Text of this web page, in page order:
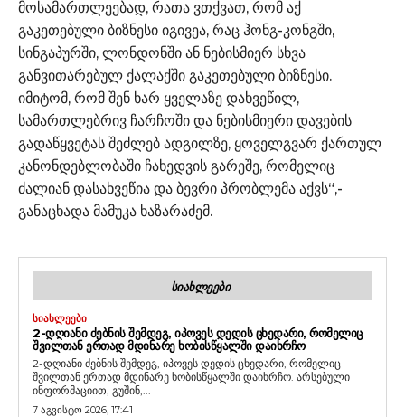
მოსამართლეებად, რათა ვთქვათ, რომ აქ
გაკეთებული ბიზნესი იგივეა, რაც ჰონგ-კონგში,
სინგაპურში, ლონდონში ან ნებისმიერ სხვა
განვითარებულ ქალაქში გაკეთებული ბიზნესი.
იმიტომ, რომ შენ ხარ ყველაზე დახვეწილ,
სამართლებრივ ჩარჩოში და ნებისმიერი დავების
გადაწყვეტას შეძლებ ადგილზე, ყოველგვარ ქართულ
კანონდებლობაში ჩახედვის გარეშე, რომელიც
ძალიან დასახვეწია და ბევრი პრობლემა აქვს“,-
განაცხადა მამუკა ხაზარაძემ.
ᲡᲘᲐᲮᲚᲔᲔᲑᲘ
ᲡᲘᲐᲮᲚᲔᲔᲑᲘ
2-ᲓᲦᲘᲐᲜᲘ ᲫᲔᲑᲜᲘᲡ ᲨᲔᲛᲓᲔᲒ, ᲘᲞᲝᲕᲔᲡ ᲓᲔᲓᲘᲡ ᲪᲮᲔᲓᲐᲠᲘ, ᲠᲝᲛᲔᲚᲘᲪ
ᲨᲕᲘᲚᲗᲐᲜ ᲔᲠᲗᲐᲓ ᲛᲓᲘᲜᲐᲠᲔ ᲮᲝᲑᲘᲡᲬᲧᲐᲚᲨᲘ ᲓᲐᲘᲮᲠᲩᲝ
2-დღიანი ძებნის შემდეგ, იპოვეს დედის ცხედარი, რომელიც
შვილთან ერთად მდინარე ხობისწყალში დაიხრჩო. არსებული
ინფორმაციით, გუშინ,...
7 აგვისტო 2026, 17:41